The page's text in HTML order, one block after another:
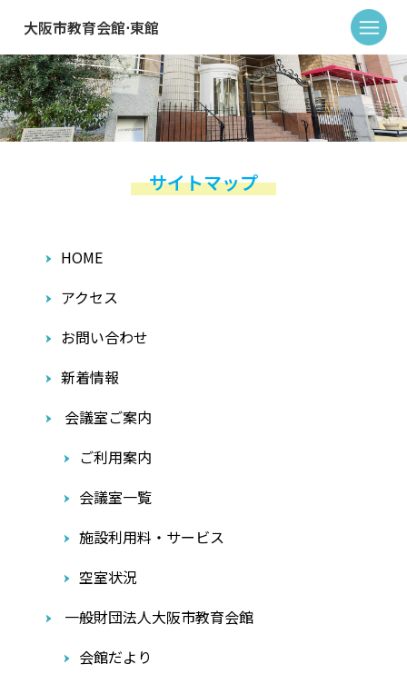
大阪市教育会館⋅東館
サイトマップ
HOME
アクセス
お問い合わせ
新着情報
会議室ご案内
ご利用案内
会議室一覧
施設利用料・サービス
空室状況
一般財団法人大阪市教育会館
会館だより